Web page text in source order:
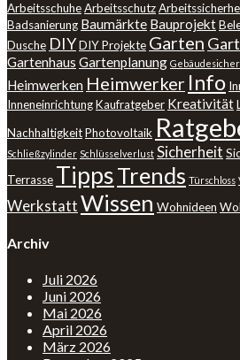
ArbeitsschuheArbeitsschutz
Badsanierung Baumärkte Bauprojekt
Dusche DIYDIY Projekte Garten
Gartenhaus Gartenplanung
Heimwerken Heimwerker Info
InneneinrichtungKaufratgeber Kreativität
NachhaltigkeitPhotovoltaik
Schließzylinder Schlüsselverlust Sicherheit
Terrasse TippsTrends Türschloss
WerkstattWissen Wohnideen
Archiv
Juli 2026
Juni 2026
Mai 2026
April 2026
März 2026